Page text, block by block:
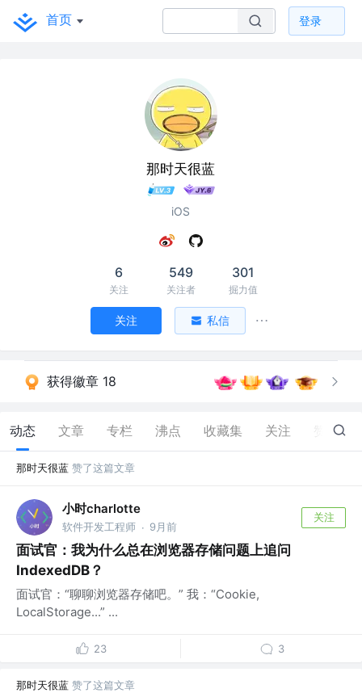
首页 登录
那时天很蓝
iOS
6
关注
549
关注者
301
掘力值
关注 私信
获得徽章 18
动态 文章 专栏 沸点 收藏集 关注 43
那时天很蓝 赞了这篇文章
小时charlotte
软件开发工程师 · 9月前
关注
面试官：我为什么总在浏览器存储问题上追问
IndexedDB？
面试官：“聊聊浏览器存储吧。” 我：“Cookie,
LocalStorage...” ...
23 3
那时天很蓝 赞了这篇文章